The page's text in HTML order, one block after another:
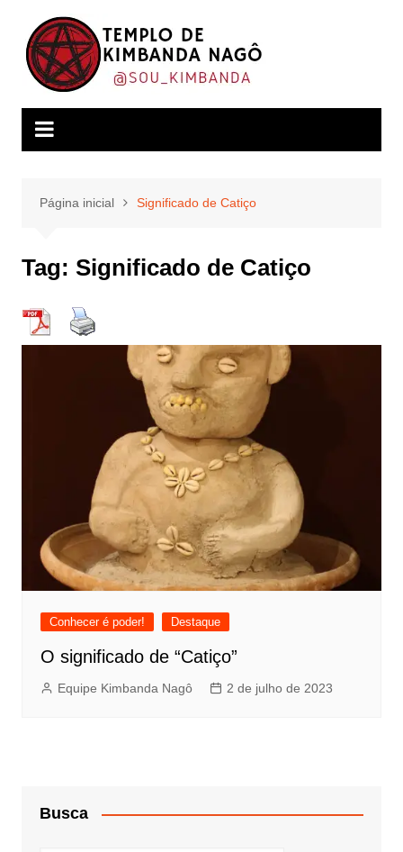
conteúdo
Página inicial Significado de Catiço
Tag: Significado de Catiço
Conhecer é poder! Destaque
O significado de “Catiço”
Equipe Kimbanda Nagô 2 de julho de 2023
Busca